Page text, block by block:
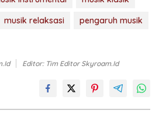
musik relaksasi
pengaruh musik
Editor: Tim Editor Skyroam.id